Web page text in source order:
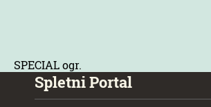
SPECIAL ogr.
Spletni Portal